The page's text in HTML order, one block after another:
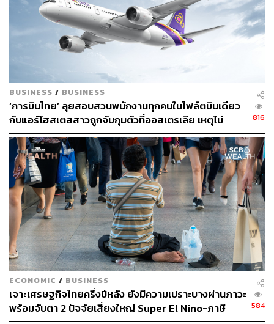
BUSINESS / BUSINESS
‘การบินไทย’ ลุยสอบสวนพนักงานทุกคนในไฟล์ตบินเดียว
กับแอร์โฮสเตสสาวถูกจับกุมตัวที่ออสเตรเลีย เหตุไม่
สามารถสอบสวนแอร์ฯที่ถูกจับได้โดยตรง
816
ECONOMIC / BUSINESS
เจาะเศรษฐกิจไทยครึ่งปีหลัง ยังมีความเปราะบางผ่านภาวะ
พร้อมจับตา 2 ปัจจัยเสี่ยงใหญ่ Super El Nino-ภาษี
584